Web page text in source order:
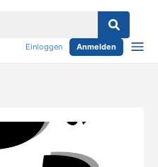
Einloggen Anmelden